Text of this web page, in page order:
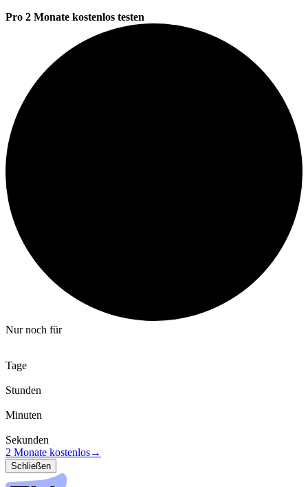
Pro 2 Monate kostenlos testen
Nur noch für
Tage
Stunden
Minuten
Sekunden
2 Monate kostenlos→
Schließen